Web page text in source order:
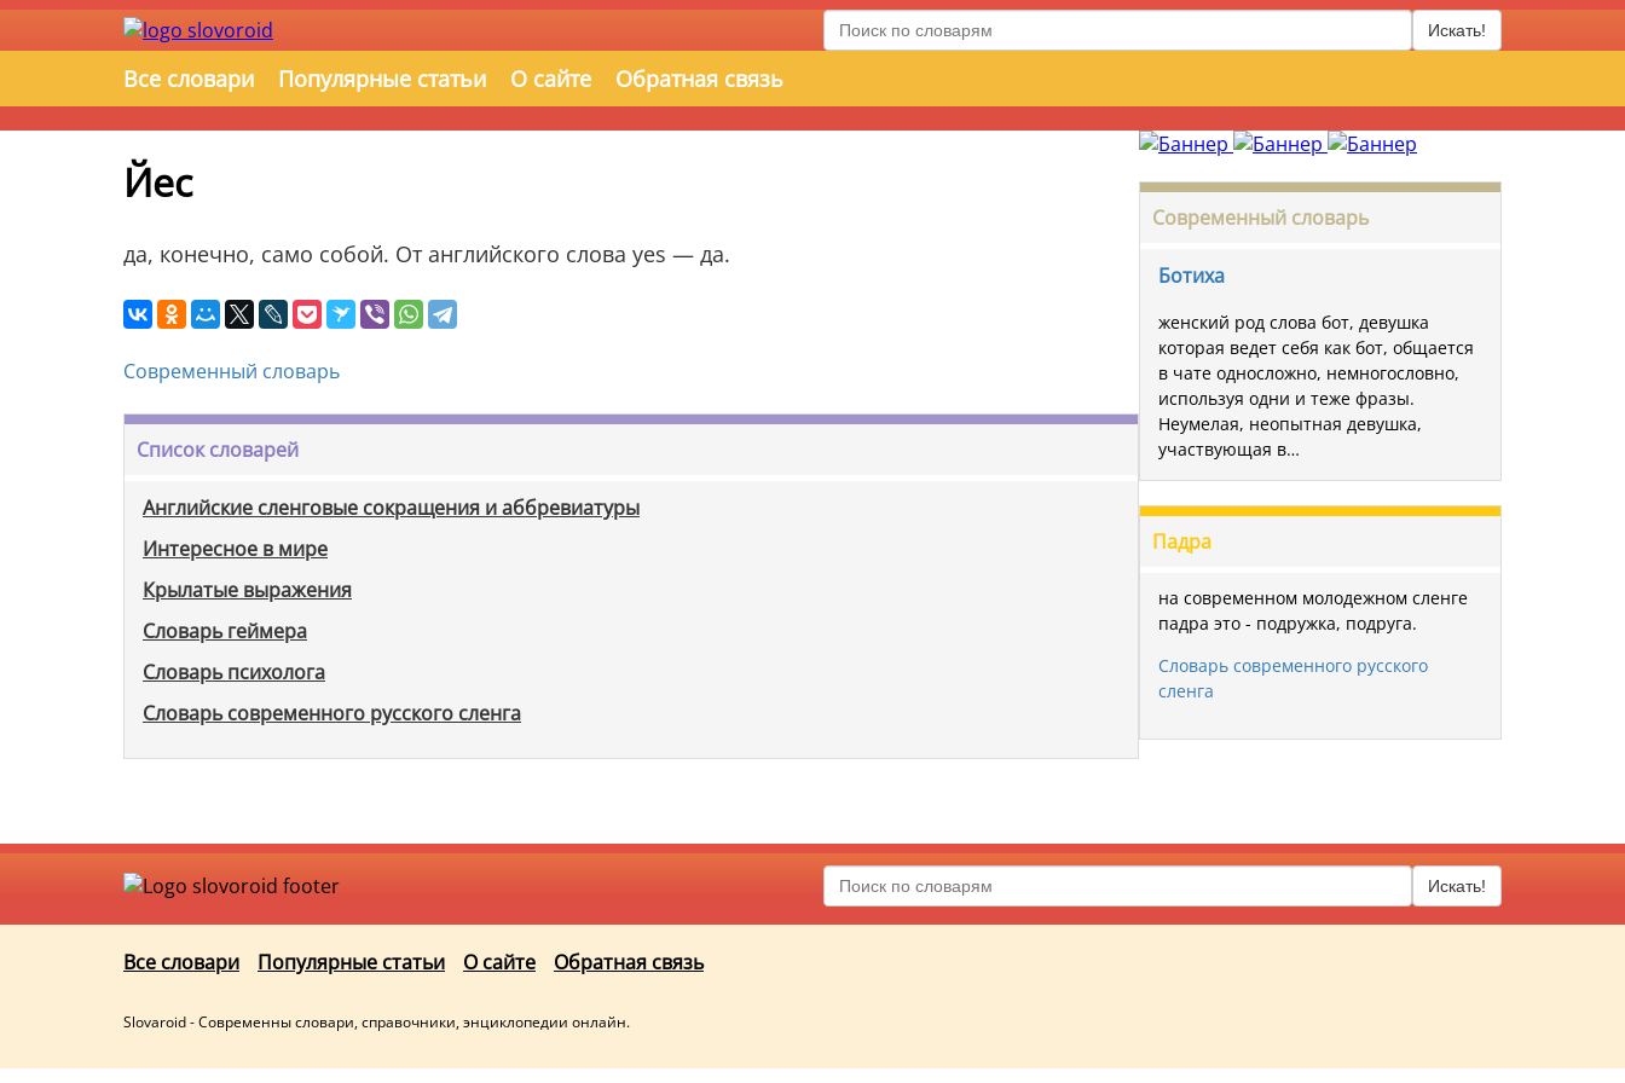
Искать!
Все словари Популярные статьи О сайте Обратная связь
Йес
да, конечно, само собой. От английского слова yes — да.
Современный словарь
Список словарей
Английские сленговые сокращения и аббревиатуры
Интересное в мире
Крылатые выражения
Словарь геймера
Словарь психолога
Словарь современного русского сленга
Современный словарь
Ботиха
женский род слова бот, девушка
которая ведет себя как бот, общается
в чате односложно, немногословно,
используя одни и теже фразы.
Неумелая, неопытная девушка,
участвующая в…
Падра
на современном молодежном сленге
падра это - подружка, подруга.
Словарь современного русского
сленга
Искать!
Все словари Популярные статьи О сайте Обратная связь
Slovaroid - Современны словари, справочники, энциклопедии онлайн.